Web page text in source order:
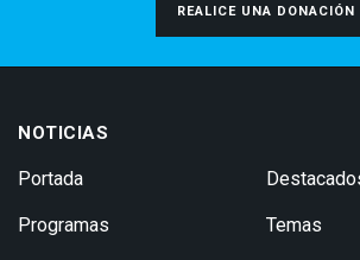
REALICE UNA DONACIÓN
NOTICIAS
Portada
Programas Temas